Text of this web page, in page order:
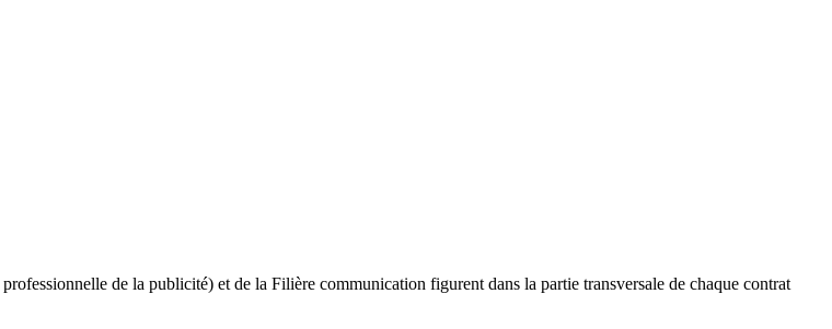
de la publicité) et de la Filière communication figurent dans la partie transversale de chaque contrat